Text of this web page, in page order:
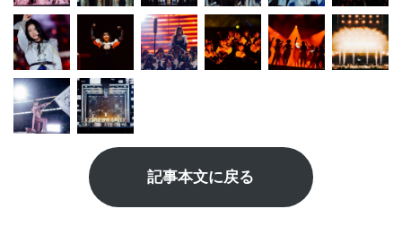
記事本文に戻る